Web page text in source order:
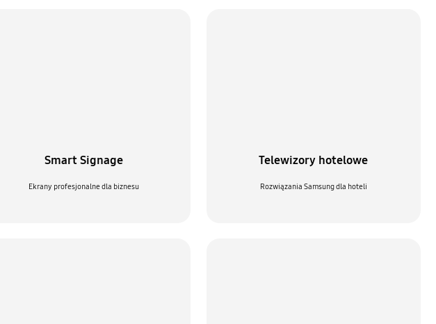
Smart Signage
Ekrany profesjonalne dla biznesu
Telewizory hotelowe
Rozwiązania Samsung dla hoteli